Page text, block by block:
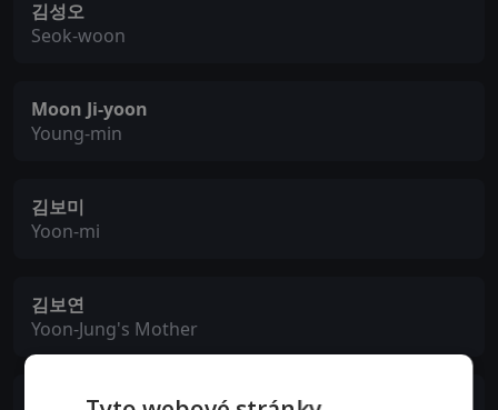
김성오
Seok-woon
Moon Ji-yoon
Young-min
김보미
Yoon-mi
김보연
Yoon-Jung's Mother